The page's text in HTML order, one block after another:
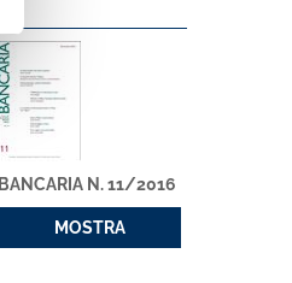
BANCARIA N. 11/2016
MOSTRA